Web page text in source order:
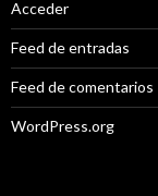
Acceder
Feed de entradas
Feed de comentarios
WordPress.org